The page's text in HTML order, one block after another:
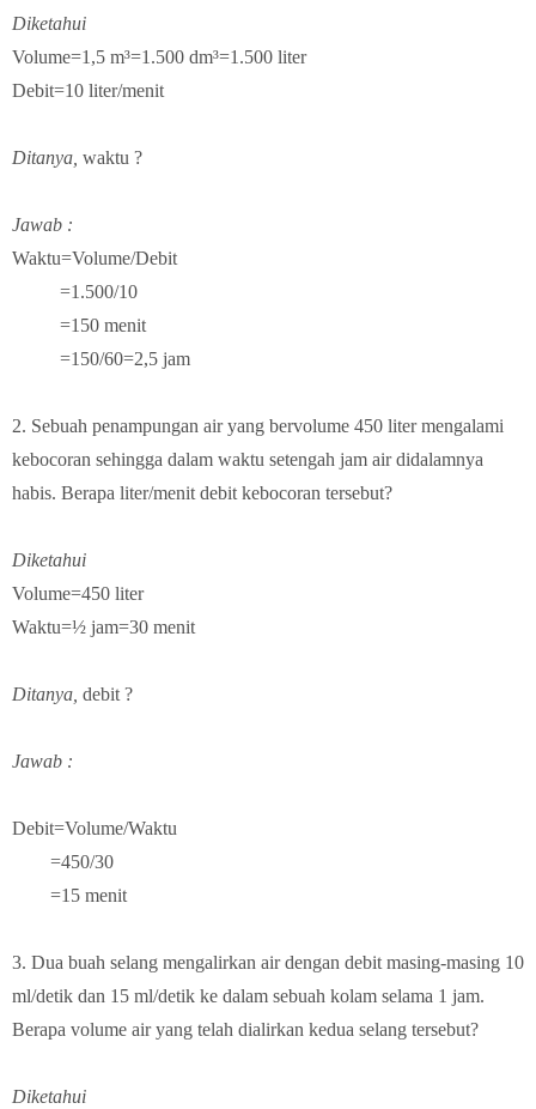
Diketahui
Volume=1,5 m³=1.500 dm³=1.500 liter
Debit=10 liter/menit
Ditanya, waktu ?
Jawab :
Waktu=Volume/Debit
=1.500/10
=150 menit
=150/60=2,5 jam
2. Sebuah penampungan air yang bervolume 450 liter mengalami
kebocoran sehingga dalam waktu setengah jam air didalamnya
habis. Berapa liter/menit debit kebocoran tersebut?
Diketahui
Volume=450 liter
Waktu=½ jam=30 menit
Ditanya, debit ?
Jawab :
Debit=Volume/Waktu
=450/30
=15 menit
3. Dua buah selang mengalirkan air dengan debit masing-masing 10
ml/detik dan 15 ml/detik ke dalam sebuah kolam selama 1 jam.
Berapa volume air yang telah dialirkan kedua selang tersebut?
Diketahui